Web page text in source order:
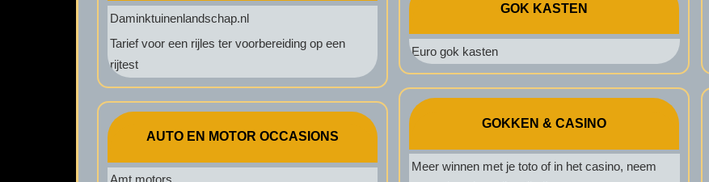
Daminktuinenlandschap.nl
Tarief voor een rijles ter voorbereiding op een
rijtest
AUTO EN MOTOR OCCASIONS
GOK KASTEN
Euro gok kasten
GOKKEN & CASINO
Meer winnen met je toto of in het casino, neem